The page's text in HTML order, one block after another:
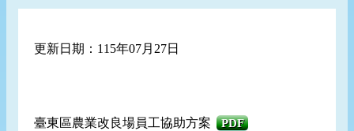
更新日期：115年07月27日
臺東區農業改良場員工協助方案 PDF